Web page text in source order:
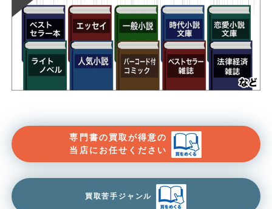
専門書の買取が得意の
当店にお任せください
買取苦手ジャンル